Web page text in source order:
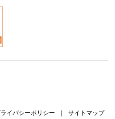
イバシーポリシー | サイトマップ